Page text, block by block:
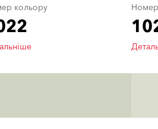
кольору